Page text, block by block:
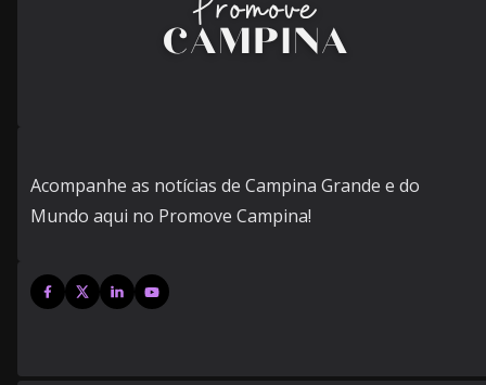
Acompanhe as notícias de Campina Grande e do
Mundo aqui no Promove Campina!